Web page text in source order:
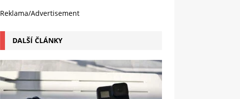
Reklama/Advertisement
DALŠÍ ČLÁNKY